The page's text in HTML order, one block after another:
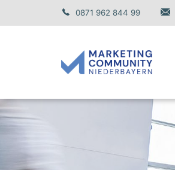
0871 962 844 99